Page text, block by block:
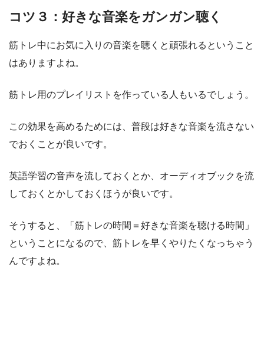
コツ３：好きな音楽をガンガン聴く
筋トレ中にお気に入りの音楽を聴くと頑張れるということ
はありますよね。
筋トレ用のプレイリストを作っている人もいるでしょう。
この効果を高めるためには、普段は好きな音楽を流さない
でおくことが良いです。
英語学習の音声を流しておくとか、オーディオブックを流
しておくとかしておくほうが良いです。
そうすると、「筋トレの時間＝好きな音楽を聴ける時間」
ということになるので、筋トレを早くやりたくなっちゃう
んですよね。